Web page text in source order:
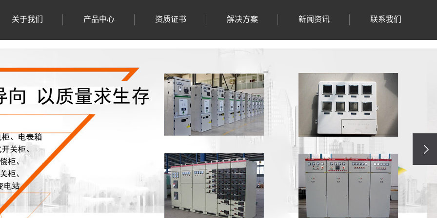
关于我们 产品中心 资质证书 解决方案 新闻资讯 联系我们